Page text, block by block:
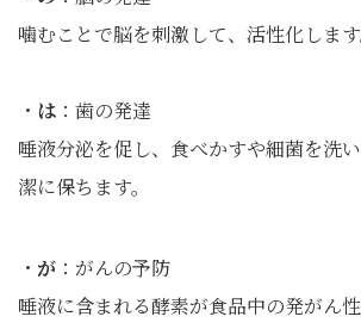
噛むことで脳を刺激して、活性化します
・ は ：歯の発達
唾液分泌を促し、食べかすや細菌を洗
潔に保ちます。
・ が ：がんの予防
唾液に含まれる酵素が食品中の発がん